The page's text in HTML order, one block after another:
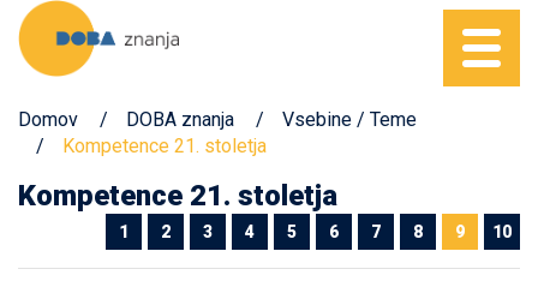
Domov DOBA znanja
Vsebine / Teme
Kompetence 21. stoletja
Kompetence 21. stoletja
1 2 3 4 5 6 7 8 9 10